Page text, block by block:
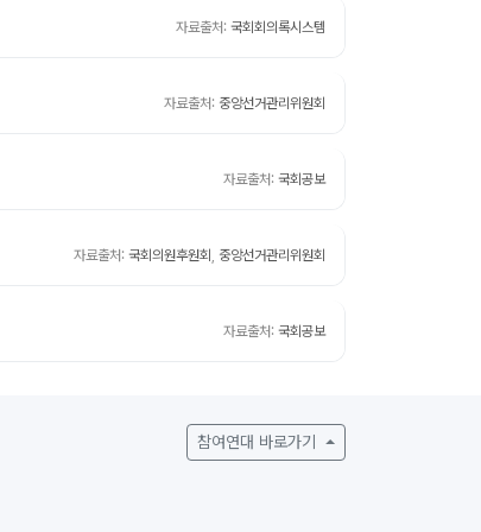
자료출처: 국회회의록시스템
자료출처: 중앙선거관리위원회
자료출처: 국회공보
자료출처: 국회의원후원회 중앙선거관리위원회
자료출처: 국회공보
참여연대 바로가기